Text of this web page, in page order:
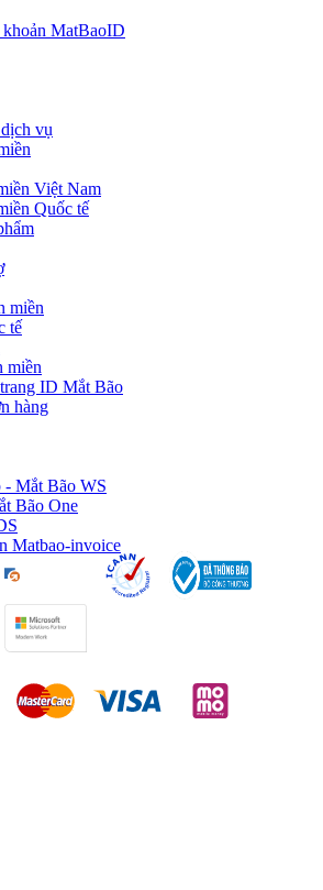
khoản MatBaoID
vụ
Việt Nam
Quốc tế
miền
tế
miền
ID Mắt Bão
hàng
- Mắt Bão WS
Bão One
Matbao-invoice